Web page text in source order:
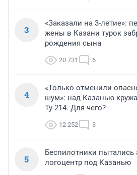
3
«Заказали на 3-летие»:
жены в Казани турок
рождения сына
20 731 6
4
«Только отменили
шум»: над Казанью
Ту-214. Для чего?
12 252 3
5
Беспилотники пытались
логоцентр под Казанью